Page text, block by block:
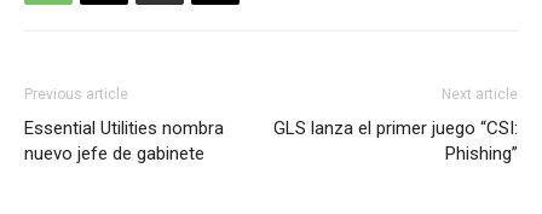
Previous article
Essential Utilities nombra
nuevo jefe de gabinete
Next article
GLS lanza el primer juego “CSI:
Phishing”